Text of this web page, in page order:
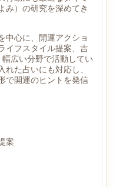
み）の研究を深めてき
中心に、開運アクショ
イフスタイル提案、吉
広い分野で活動してい
れた占いにも対応し、
で開運のヒントを発信
案